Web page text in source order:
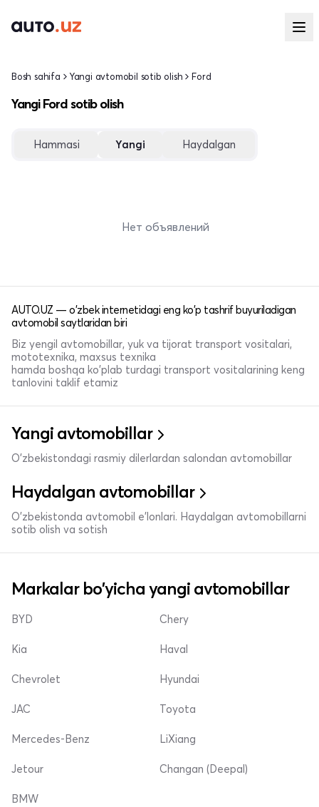
Bosh sahifa Yangi avtomobil sotib olish Ford
Yangi Ford sotib olish
Hammasi Yangi Haydalgan
Нет объявлений
AUTO.UZ — o'zbek internetidagi eng ko'p tashrif buyuriladigan
avtomobil saytlaridan biri
Biz yengil avtomobillar, yuk va tijorat transport vositalari,
mototexnika, maxsus texnika
hamda boshqa ko'plab turdagi transport vositalarining keng
tanlovini taklif etamiz
Yangi avtomobillar
O'zbekistondagi rasmiy dilerlardan salondan avtomobillar
Haydalgan avtomobillar
O'zbekistonda avtomobil e’lonlari. Haydalgan avtomobillarni
sotib olish va sotish
Markalar bo'yicha yangi avtomobillar
BYD
Kia
Chevrolet
Chery
Haval
Hyundai
JAC
Mercedes-Benz
Jetour
Toyota
LiXiang
Changan (Deepal)
BMW